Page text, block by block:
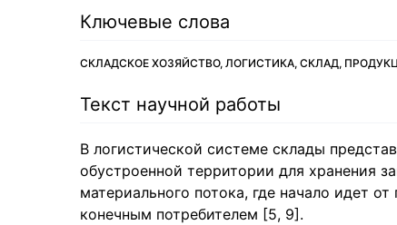
Ключевые слова
СКЛАДСКОЕ ХОЗЯЙСТВО, ЛОГИСТИКА, СКЛАД,
Текст научной работы
В логистической системе склады
обустроенной территории для хранения
материального потока, где начало идет
конечным потребителем [5, 9].